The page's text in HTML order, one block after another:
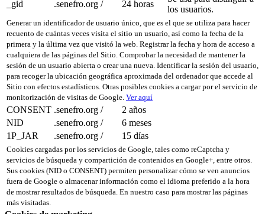
_gid
.senefro.org / 24 horas
los usuarios.
Generar un identificador de usuario único, que es el que se utiliza para hacer
recuento de cuántas veces visita el sitio un usuario, así como la fecha de la
primera y la última vez que visitó la web. Registrar la fecha y hora de acceso a
cualquiera de las páginas del Sitio. Comprobar la necesidad de mantener la
sesión de un usuario abierta o crear una nueva. Identificar la sesión del usuario,
para recoger la ubicación geográfica aproximada del ordenador que accede al
Sitio con efectos estadísticos. Otras posibles cookies a cargar por el servicio de
monitorización de visitas de Google. Ver aquí
CONSENT .senefro.org /
2 años
NID
.senefro.org /
6 meses
1P_JAR
.senefro.org / 15 días
Cookies cargadas por los servicios de Google, tales como reCaptcha y
servicios de búsqueda y compartición de contenidos en Google+, entre otros.
Sus cookies (NID o CONSENT) permiten personalizar cómo se ven anuncios
fuera de Google o almacenar información como el idioma preferido a la hora
de mostrar resultados de búsqueda. En nuestro caso para mostrar las páginas
más visitadas.